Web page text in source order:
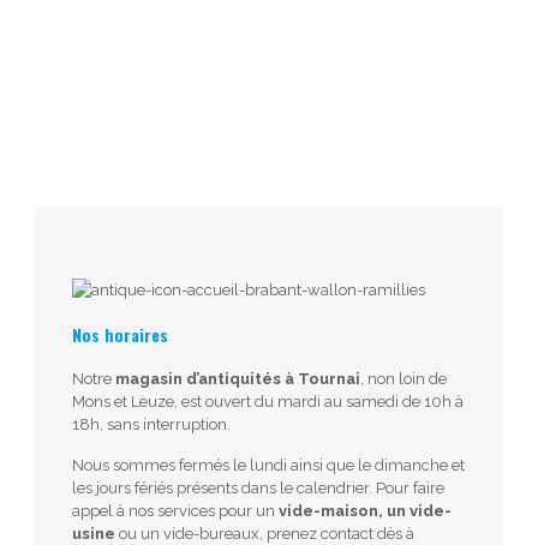
Nos horaires
Notre magasin d’antiquités à Tournai , non loin de
Mons et Leuze, est ouvert du mardi au samedi de 10h à
18h, sans interruption.
Nous sommes fermés le lundi ainsi que le dimanche et
les jours fériés présents dans le calendrier. Pour faire
appel à nos services pour un vide-maison, un vide-
usine ou un vide-bureaux, prenez contact dès à